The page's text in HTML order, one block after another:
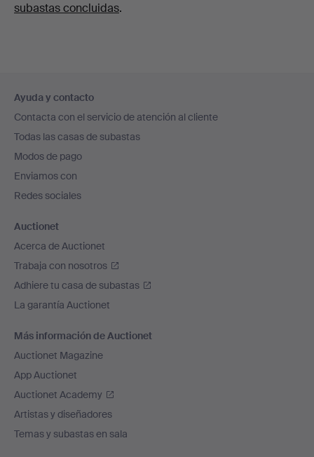
subastas concluidas.
en
el
pie
de
página
Ayuda y contacto
Contacta con el servicio de atención al cliente
Todas las casas de subastas
Modos de pago
Enviamos con
Redes sociales
Auctionet
Acerca de Auctionet
Trabaja con nosotros
Adhiere tu casa de subastas
La garantía Auctionet
Más información de Auctionet
Auctionet Magazine
App Auctionet
Auctionet Academy
Artistas y diseñadores
Temas y subastas en sala